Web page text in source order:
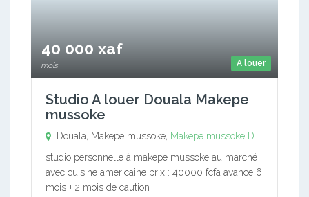
A louer
40 000 xaf
mois
Studio A louer Douala Makepe
mussoke
Douala, Makepe mussoke, Makepe mussoke Douala
studio personnelle à makepe mussoke au marché
avec cuisine americaine prix : 40000 fcfa avance 6
mois + 2 mois de caution